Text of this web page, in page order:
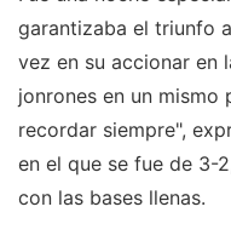
garantizaba el triunfo
vez en su accionar en
jonrones en un
recordar siempre",
en el que se fue de 3-
con las bases llenas.